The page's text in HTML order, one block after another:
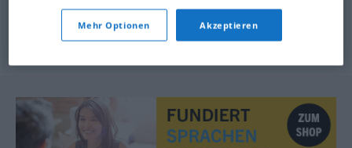
quetschen,zwängen
Mehr Optionen Akzeptieren